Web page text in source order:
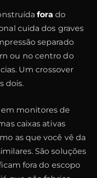
fora do
cuida dos graves
separado
ou no centro do
Um crossover
dois.
monitores de
caixas ativas
as que você vê da
São soluções
fora do escopo